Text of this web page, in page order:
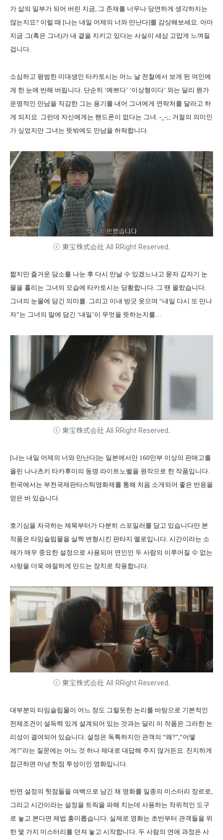
가 삶의 일부가 되어 버린 지금, 그 존재를 너무나 당연하게 생각하지는
않는지요? 이럴 때 [나는 내일 어제의 너와 만난다]를 감상해보세요. 아마
지금 그(혹은 그녀)가 내 곁을 지키고 있다는 사실이 새삼 고맙게 느껴질
겁니다.
소심하고 평범한 미대생인 타카토시는 어느 날 전철에서 보게 된 여인에
게 한 눈에 반해 버립니다. 단순히 ‘예쁘다’ ‘이상형이다’ 와는 달리 뭔가
운명적인 만남을 직감한 그는 용기를 내어 그녀에게 연락처를 달라고 하
게 되지요. 그런데 자신에게는 핸드폰이 없다는 그녀. -_-;; 거절의 의미인
가 싶었지만 그녀는 뜻밖에도 만남을 허락합니다.
ⓒ 東宝株式会社 All RRight Reserved.
짧지만 즐거운 담소를 나눈 후 다시 만날 수 있겠느냐고 묻자 갑자기 눈
물을 흘리는 그녀의 모습에 타카토시는 당황합니다. 그 땐 몰랐습니다.
그녀의 눈물에 담긴 의미를. 그리고 이내 방긋 웃으며 “내일 다시 또 만나
자”는 그녀의 말에 담긴 ‘내일’이 무엇을 뜻하는지를…
ⓒ 東宝株式会社 All RRight Reserved.
[나는 내일 어제의 너와 만난다]는 일본에서만 160만부 이상의 판매고를
올린 나나츠키 타카후미의 동명 라이트노벨을 원작으로 한 작품입니다.
한국에서는 부천국제판타스틱영화제를 통해 처음 소개되어 좋은 반응을
얻은 바 있습니다.
호기심을 자극하는 제목부터가 다분히 스포일러를 담고 있습니다만 본
작품은 타임슬립물을 살짝 변형시킨 판타지 멜로입니다. 시간이라는 소
재가 매우 중요한 설정으로 사용되어 연인인 두 사람의 이루어질 수 없는
사랑을 더욱 애절하게 만드는 장치로 작용합니다.
ⓒ 東宝株式会社 All RRight Reserved.
대부분의 타임슬립물이 어느 정도 그럴듯한 논리를 바탕으로 기본적인
전제조건이 설득력 있게 설계되어 있는 것과는 달리 이 작품은 그러한 논
리성이 결여되어 있습니다. 설정은 독특하지만 관객의 “왜?”,“어떻
게?”라는 질문에는 어느 것 하나 제대로 대답해 주지 않거든요. 진지하게
접근하면 마냥 헛점 투성이인 영화입니다.
반면 설정의 헛점들을 여백으로 남긴 채 영화를 일종의 미스터리 장르로,
그리고 시간이라는 설정을 트릭을 파해 치는데 사용하는 작위적인 도구
로 놓고 본다면 제법 흥미롭습니다. 실제로 영화는 초반부터 관객들을 위
한 몇 가지 미스터리를 던져 놓고 시작합니다. 두 사람의 연애 과정은 사